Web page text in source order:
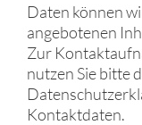
Daten können
angebotenen
Zur
nutzen Sie bitte
Kontaktdaten.